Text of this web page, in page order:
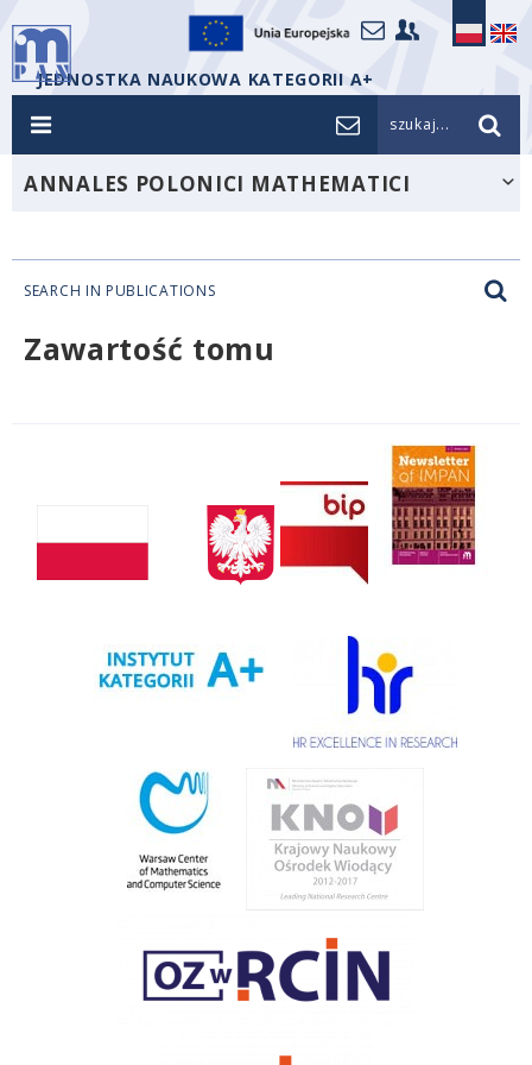
JEDNOSTKA NAUKOWA KATEGORII A+
szukaj...
ANNALES POLONICI MATHEMATICI
SEARCH IN PUBLICATIONS
Zawartość tomu